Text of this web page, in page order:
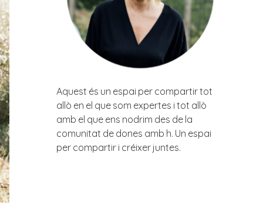
Aquest és un espai per compartir tot
allò en el que som expertes i tot allò
amb el que ens nodrim des de la
comunitat de dones amb h. Un espai
per compartir i créixer juntes.